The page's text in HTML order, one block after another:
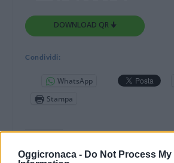
Oggicronaca - Do Not Process My
DOWNLOAD QR 🠋
Condividi:
WhatsApp
Stampa